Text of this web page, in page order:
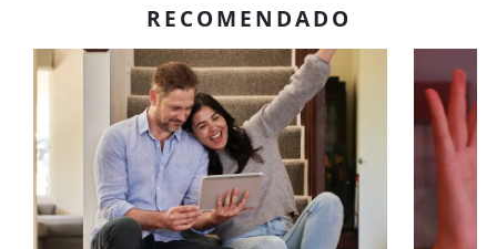
RECOMENDADO